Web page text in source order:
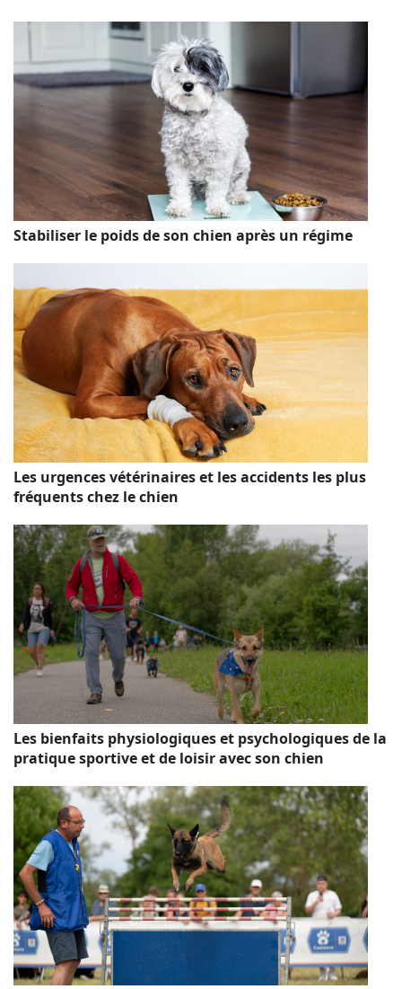
Stabiliser le poids de son chien après un régime
Les urgences vétérinaires et les accidents les plus
fréquents chez le chien
Les bienfaits physiologiques et psychologiques de la
pratique sportive et de loisir avec son chien